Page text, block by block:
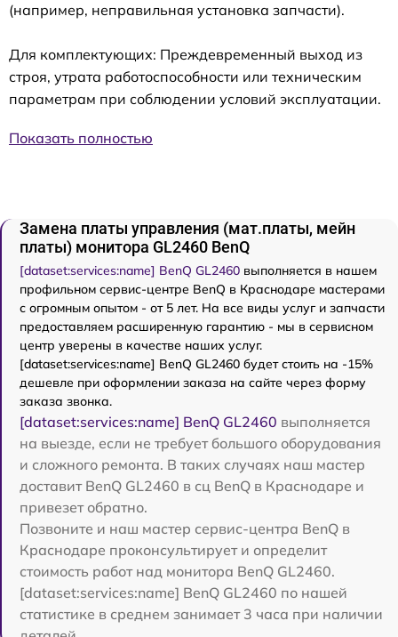
(например, неправильная установка запчасти).
Для комплектующих: Преждевременный выход из
строя, утрата работоспособности или техническим
параметрам при соблюдении условий эксплуатации.
Показать полностью
Замена платы управления (мат.платы, мейн
платы) монитора GL2460 BenQ
[dataset:services:name] BenQ GL2460 выполняется в нашем
профильном сервис-центре BenQ в Краснодаре мастерами
с огромным опытом - от 5 лет. На все виды услуг и запчасти
предоставляем расширенную гарантию - мы в сервисном
центр уверены в качестве наших услуг.
[dataset:services:name] BenQ GL2460 будет стоить на -15%
дешевле при оформлении заказа на сайте через форму
заказа звонка.
[dataset:services:name] BenQ GL2460 выполняется
на выезде, если не требует большого оборудования
и сложного ремонта. В таких случаях наш мастер
доставит BenQ GL2460 в сц BenQ в Краснодаре и
привезет обратно.
Позвоните и наш мастер сервис-центра BenQ в
Краснодаре проконсультирует и определит
стоимость работ над монитора BenQ GL2460.
[dataset:services:name] BenQ GL2460 по нашей
статистике в среднем занимает 3 часа при наличии